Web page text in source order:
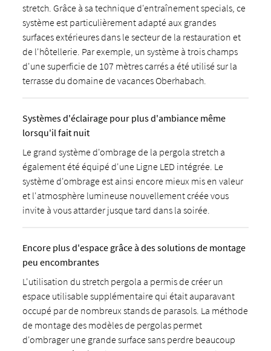
stretch. Grâce à sa technique d'entraînement specials, ce
système est particulièrement adapté aux grandes
surfaces extérieures dans le secteur de la restauration et
de l'hôtellerie. Par exemple, un système à trois champs
d'une superficie de 107 mètres carrés a été utilisé sur la
terrasse du domaine de vacances Oberhabach.
Systèmes d'éclairage pour plus d'ambiance même
lorsqu'il fait nuit
Le grand système d'ombrage de la pergola stretch a
également été équipé d'une Ligne LED intégrée. Le
système d'ombrage est ainsi encore mieux mis en valeur
et l'atmosphère lumineuse nouvellement créée vous
invite à vous attarder jusque tard dans la soirée.
Encore plus d'espace grâce à des solutions de montage
peu encombrantes
L'utilisation du stretch pergola a permis de créer un
espace utilisable supplémentaire qui était auparavant
occupé par de nombreux stands de parasols. La méthode
de montage des modèles de pergolas permet
d'ombrager une grande surface sans perdre beaucoup